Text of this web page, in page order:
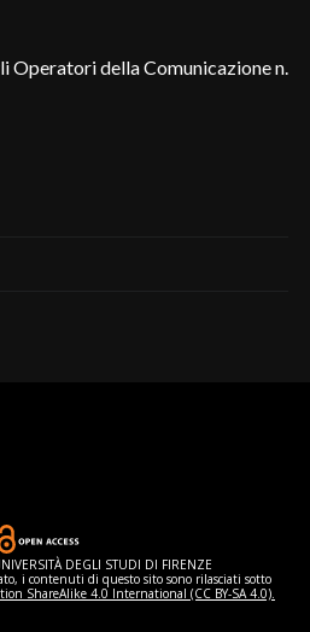
Operatori della Comunicazione n.
DEGLI STUDI DI FIRENZE
i contenuti di questo sito sono rilasciati sotto
ShareAlike 4.0 International (CC BY-SA 4.0).